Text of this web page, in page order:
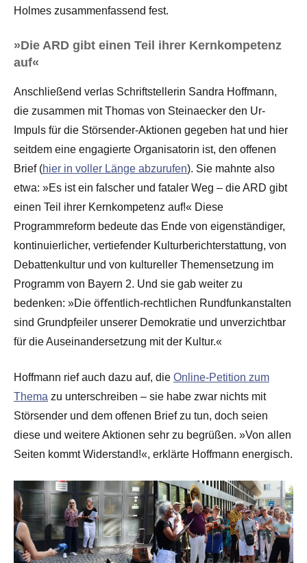
Holmes zusammenfassend fest.
»Die ARD gibt einen Teil ihrer Kernkompetenz
auf«
Anschließend verlas Schriftstellerin Sandra Hoffmann,
die zusammen mit Thomas von Steinaecker den Ur-
Impuls für die Störsender-Aktionen gegeben hat und hier
seitdem eine engagierte Organisatorin ist, den offenen
Brief (hier in voller Länge abzurufen). Sie mahnte also
etwa: »Es ist ein falscher und fataler Weg – die ARD gibt
einen Teil ihrer Kernkompetenz auf!« Diese
Programmreform bedeute das Ende von eigenständiger,
kontinuierlicher, vertiefender Kulturberichterstattung, von
Debattenkultur und von kultureller Themensetzung im
Programm von Bayern 2. Und sie gab weiter zu
bedenken: »Die öﬀentlich-rechtlichen Rundfunkanstalten
sind Grundpfeiler unserer Demokratie und unverzichtbar
für die Auseinandersetzung mit der Kultur.«
Hoffmann rief auch dazu auf, die Online-Petition zum
Thema zu unterschreiben – sie habe zwar nichts mit
Störsender und dem offenen Brief zu tun, doch seien
diese und weitere Aktionen sehr zu begrüßen. »Von allen
Seiten kommt Widerstand!«, erklärte Hoffmann energisch.